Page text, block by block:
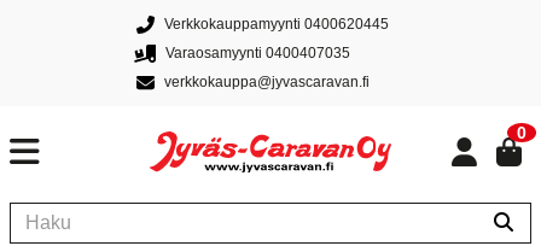
Verkkokauppamyynti 0400620445
Varaosamyynti 0400407035
verkkokauppa@jyvascaravan.fi
0